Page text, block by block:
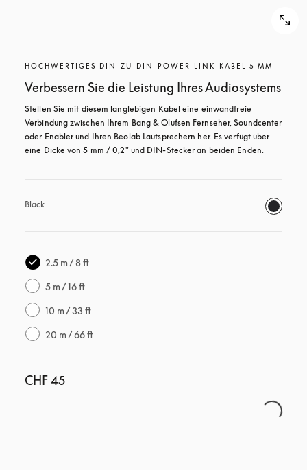
HOCHWERTIGES DIN-ZU-DIN-POWER-LINK-KABEL 5 MM
Verbessern Sie die Leistung Ihres Audiosystems
Stellen Sie mit diesem langlebigen Kabel eine einwandfreie
Verbindung zwischen Ihrem Bang & Olufsen Fernseher, Soundcenter
oder Enabler und Ihren Beolab Lautsprechern her. Es verfügt über
eine Dicke von 5 mm / 0,2" und DIN-Stecker an beiden Enden.
Black
2.5 m / 8 ft
5 m / 16 ft
10 m / 33 ft
20 m / 66 ft
CHF 45